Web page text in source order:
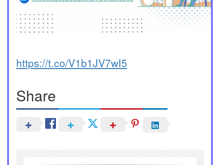
https://t.co/V1b1JV7wI5
Share